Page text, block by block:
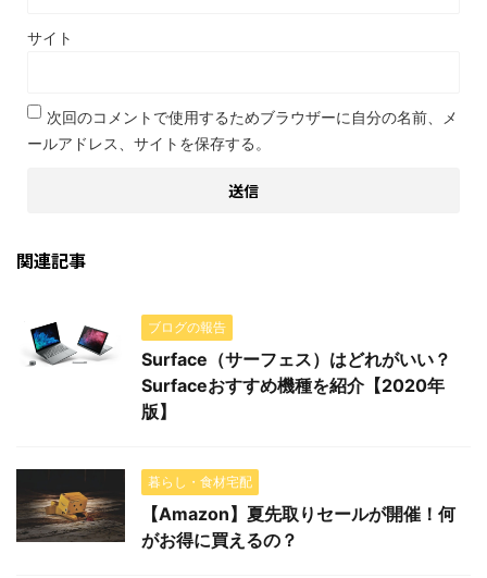
サイト
次回のコメントで使用するためブラウザーに自分の名前、メ
ールアドレス、サイトを保存する。
関連記事
ブログの報告
Surface（サーフェス）はどれがいい？
Surfaceおすすめ機種を紹介【2020年
版】
暮らし・食材宅配
【Amazon】夏先取りセールが開催！何
がお得に買えるの？